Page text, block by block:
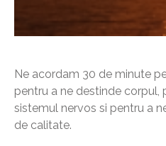
Ne acordam 30 de minute
pentru a ne destinde corpul,
sistemul nervos si pentru a
de calitate.